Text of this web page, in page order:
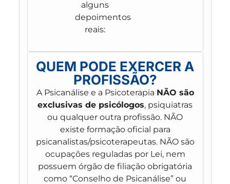
alguns
depoimentos
reais:
QUEM PODE EXERCER A
PROFISSÃO?
A Psicanálise e a Psicoterapia NÃO são
exclusivas de psicólogos, psiquiatras
ou qualquer outra profissão. NÃO
existe formação oficial para
psicanalistas/psicoterapeutas. NÃO são
ocupações reguladas por Lei, nem
possuem órgão de filiação obrigatória
como “Conselho de Psicanálise” ou